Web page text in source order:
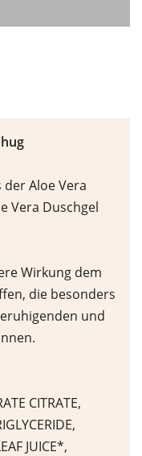
Aloe Vera
Vera Duschgel
Wirkung dem
die besonders
und
CITRATE,
JUICE*,